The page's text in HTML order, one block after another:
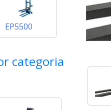
EP5500
categoria